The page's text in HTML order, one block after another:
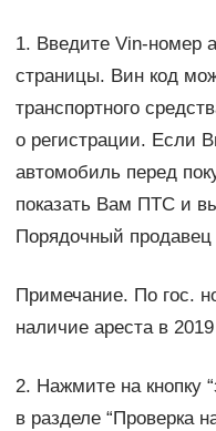
1. Введите Vin-номер
страницы. Вин код
транспортного
о регистрации. Если
автомобиль перед
показать Вам ПТС и
Порядочный продавец
Примечание. По гос.
наличие ареста в
2. Нажмите на кнопку
в разделе “Проверка